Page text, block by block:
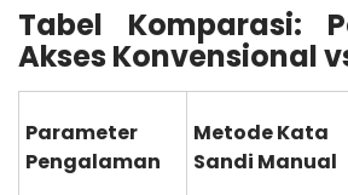
Tabel Komparasi:
Akses Konvensional
Parameter
Pengalaman
Metode Kata
Sandi Manual